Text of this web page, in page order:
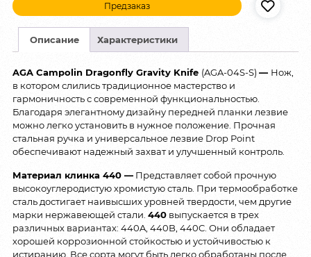
Предзаказ
Описание Характеристики
AGA Campolin Dragonfly Gravity Knife (AGA-04S-S) — Нож,
в котором слились традиционное мастерство и
гармоничность с современной функциональностью.
Благодаря элегантному дизайну передней планки лезвие
можно легко установить в нужное положение. Прочная
стальная ручка и универсальное лезвие Drop Point
обеспечивают надежный захват и улучшенный контроль.
Материал клинка 440 — Представляет собой прочную
высокоуглеродистую хромистую сталь. При термообработке
сталь достигает наивысших уровней твердости, чем другие
марки нержавеющей стали. 440 выпускается в трех
различных вариантах: 440A, 440B, 440C. Они обладает
хорошей коррозионной стойкостью и устойчивостью к
истиранию. Все сорта могут быть легко обработаны после